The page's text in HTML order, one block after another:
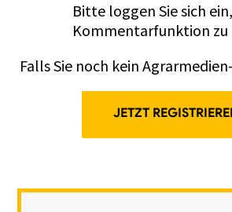
Bitte loggen Sie sich
Kommentarfunktion zu
Falls Sie noch kein
JETZT